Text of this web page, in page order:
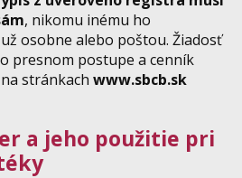
, nikomu inému ho
osobne alebo poštou. Žiadosť
presnom postupe a cenník
stránkach www.sbcb.sk
a jeho použitie pri